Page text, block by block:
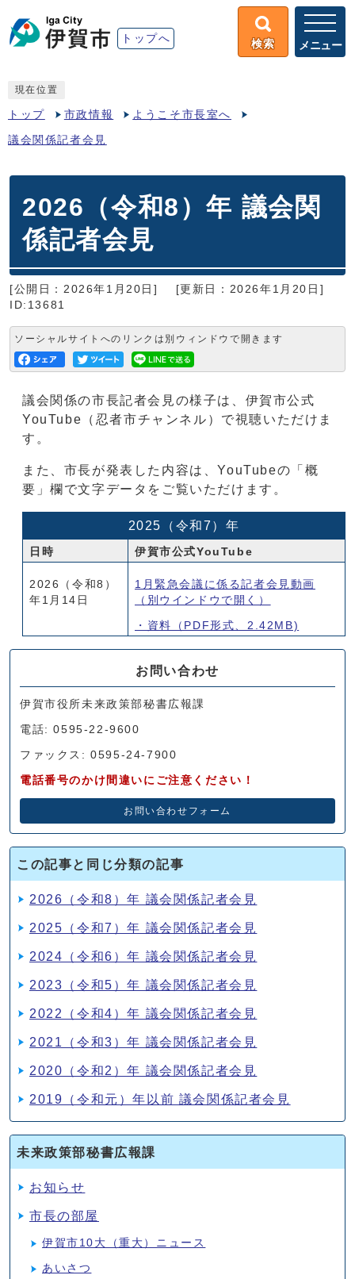
トップへ 検索 メニュー
現在位置
トップ 市政情報 ようこそ市長室へ
議会関係記者会見
2026（令和8）年 議会関
係記者会見
[公開日：2026年1月20日]
[更新日：2026年1月20日]
ID:13681
ソーシャルサイトへのリンクは別ウィンドウで開きます
議会関係の市長記者会見の様子は、伊賀市公式
YouTube（忍者市チャンネル）で視聴いただけま
す。
また、市長が発表した内容は、YouTubeの「概
要」欄で文字データをご覧いただけます。
2025（令和7）年
日時 伊賀市公式YouTube
2026（令和8）
年1月14日
1月緊急会議に係る記者会見動画
（別ウインドウで開く）
・資料（PDF形式、2.42MB)
お問い合わせ
伊賀市役所未来政策部秘書広報課
電話: 0595-22-9600
ファックス: 0595-24-7900
電話番号のかけ間違いにご注意ください！
お問い合わせフォーム
この記事と同じ分類の記事
2026（令和8）年 議会関係記者会見
2025（令和7）年 議会関係記者会見
2024（令和6）年 議会関係記者会見
2023（令和5）年 議会関係記者会見
2022（令和4）年 議会関係記者会見
2021（令和3）年 議会関係記者会見
2020（令和2）年 議会関係記者会見
2019（令和元）年以前 議会関係記者会見
未来政策部秘書広報課
お知らせ
市長の部屋
伊賀市10大（重大）ニュース
あいさつ